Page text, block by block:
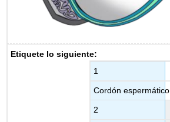
Etiquete lo siguiente:
1
Cordón espermático
2